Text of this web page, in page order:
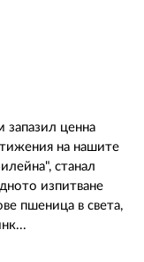
ценна
на нашите
станал
изпитване
пшеница в света,